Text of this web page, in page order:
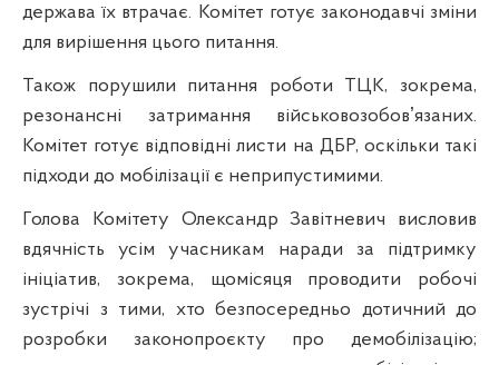
держава їх втрачає. Комітет готує законодавчі зміни
для вирішення цього питання.
Також порушили питання роботи ТЦК, зокрема,
резонансні затримання військовозобовʼязаних.
Комітет готує відповідні листи на ДБР, оскільки такі
підходи до мобілізації є неприпустимими.
Голова Комітету Олександр Завітневич висловив
вдячність усім учасникам наради за підтримку
ініціатив, зокрема, щомісяця проводити робочі
зустрічі з тими, хто безпосередньо дотичний до
розробки законопроєкту про демобілізацію;